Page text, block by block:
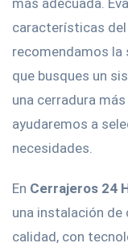
más adecuada.
características
recomendamos la
que busques un
una cerradura
ayudaremos a
necesidades.
En Cerrajeros 24
una instalación
calidad, con